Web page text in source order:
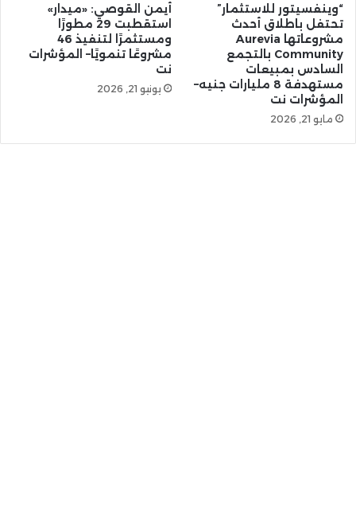
“وينفسيتور للاستثمار”
تحتفل باطلاق أحدث
مشروعاتها Aurevia
Community بالتجمع
السادس بمبيعات
مستهدفة 8 مليارات جنيه–
المؤشرات نت
مايو 21, 2026
أيمن القوصي: «ميدار»
استقطبت 29 مطورًا
ومستثمرًا لتنفيذ 46
مشروعًا تنمويًا– المؤشرات
نت
يونيو 21, 2026